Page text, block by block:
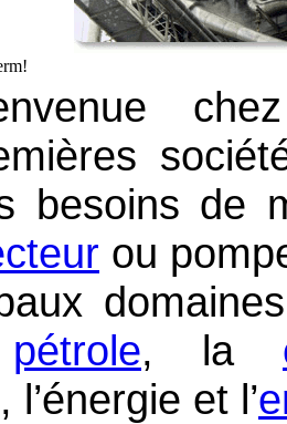
besoins de
ou
pétrole, la
et l’